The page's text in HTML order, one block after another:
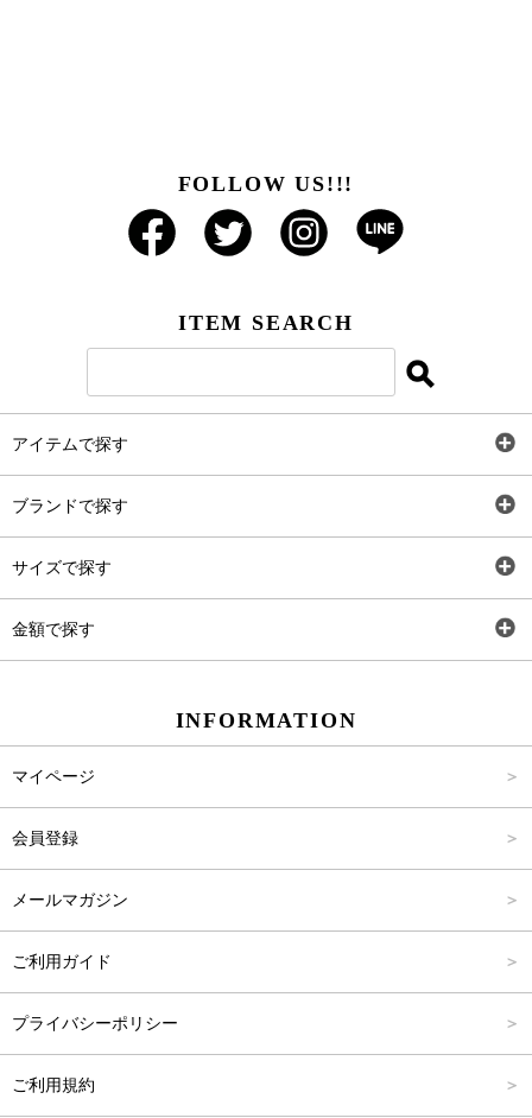
FOLLOW US!!!
ITEM SEARCH
アイテムで探す
ブランドで探す
サイズで探す
金額で探す
INFORMATION
マイページ
会員登録
メールマガジン
ご利用ガイド
プライバシーポリシー
ご利用規約